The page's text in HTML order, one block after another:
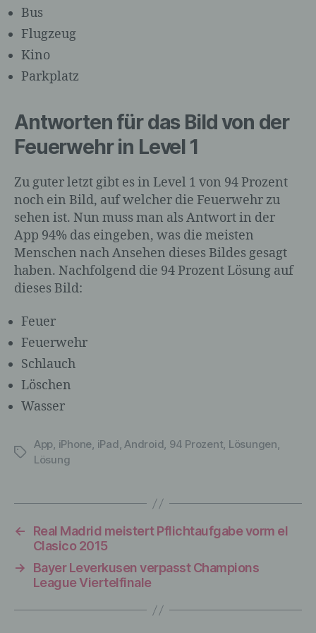
Bus
Flugzeug
Kino
Parkplatz
Antworten für das Bild von der
Feuerwehr in Level 1
Zu guter letzt gibt es in Level 1 von 94 Prozent
noch ein Bild, auf welcher die Feuerwehr zu
sehen ist. Nun muss man als Antwort in der
App 94% das eingeben, was die meisten
Menschen nach Ansehen dieses Bildes gesagt
haben. Nachfolgend die 94 Prozent Lösung auf
dieses Bild:
Feuer
Feuerwehr
Schlauch
Löschen
Wasser
Schlagwörter
App, iPhone, iPad,Android, 94 Prozent, Lösungen,
Lösung
←
Real Madrid meistert Pflichtaufgabe vorm el
Clasico 2015
→
Bayer Leverkusen verpasst Champions
League Viertelfinale
deren personenbezogene Daten von dem
Verarbeitung ist jeder mit oder ohne Hilfe
automatisierter Verfahren ausgeführte
Vorgang oder jede solche Vorgangsreihe
im Zusammenhang mit
personenbezogenen Daten wie das
Erheben, das Erfassen, die Organisation,
das Ordnen, die Speicherung, die
Auslesen, das Abfragen, die Verwendung,
die Offenlegung durch Übermittlung,
Verbreitung oder eine andere Form der
Bereitstellung, den Abgleich oder die
Verknüpfung, die Einschränkung, das
Löschen oder die Vernichtung.
d) Einschränkung der Verarbeitung
Markierung gespeicherter
ihre künftige Verarbeitung einzuschränken.
e) Profiling